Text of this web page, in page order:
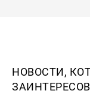
НОВОСТИ,